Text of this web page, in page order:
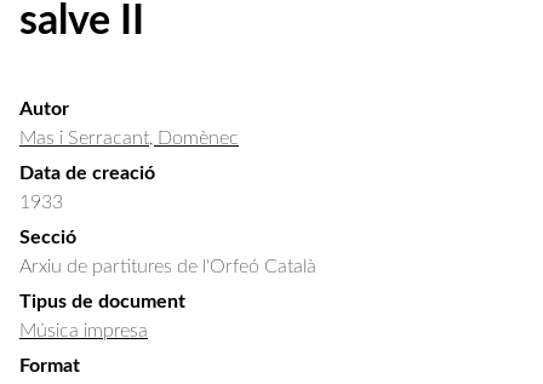
salve II
Autor
Mas i Serracant, Domènec
Data de creació
1933
Secció
Arxiu de partitures de l'Orfeó Català
Tipus de document
Música impresa
Format